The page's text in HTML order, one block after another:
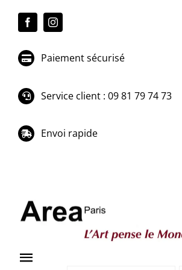
Paiement sécurisé
Service client : 09 81 79 74 73
Envoi rapide